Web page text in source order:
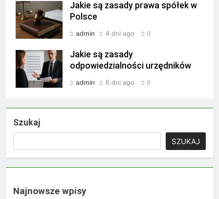
Jakie są zasady prawa spółek w
Polsce
admin 4 dni ago 0
Jakie są zasady
odpowiedzialności urzędników
admin 6 dni ago 0
Szukaj
SZUKAJ
Najnowsze wpisy